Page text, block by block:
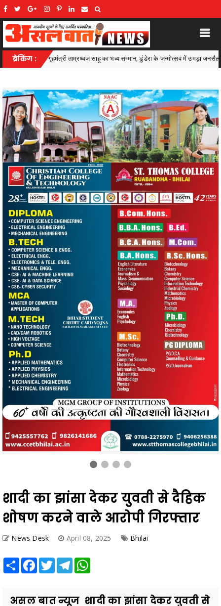
ब्रेकिंग :
डुंडेरा के जन्मोत्सव में उमड़ा जनसैलाब . मातृशक्ति के खातों में पहुँची
शादी का झांसा देकर युवती से दैहिक
शोषण करने वाले आरोपी गिरफ्तार
News Desk April 08, 2025 Bhilai
असल बात न्यूज शादी का झांसा देकर युवती से
आरोपी जयेश पटेल को थाना भिलाई नगर